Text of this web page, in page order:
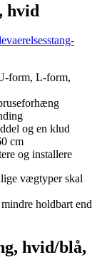
hvid
form, L-form,
og en klud
cm
og installere
vægtyper skal
holdbart end
hvid/blå,